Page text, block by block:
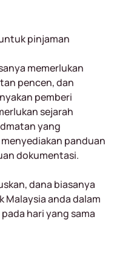
pinjaman
memerlukan
pencen, dan
pemberi
sejarah
yang
panduan
dokumentasi.
dana biasanya
Malaysia anda dalam
hari yang sama